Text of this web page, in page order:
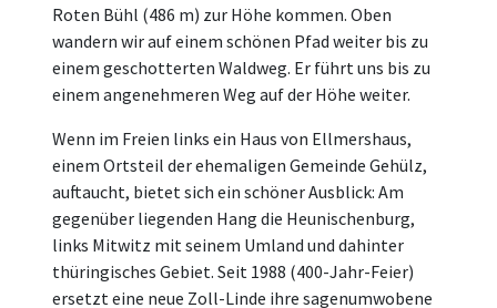
Roten Bühl (486 m) zur Höhe kommen. Oben
wandern wir auf einem schönen Pfad weiter bis zu
einem geschotterten Waldweg. Er führt uns bis zu
einem angenehmeren Weg auf der Höhe weiter.
Wenn im Freien links ein Haus von Ellmershaus,
einem Ortsteil der ehemaligen Gemeinde Gehülz,
auftaucht, bietet sich ein schöner Ausblick: Am
gegenüber liegenden Hang die Heunischenburg,
links Mitwitz mit seinem Umland und dahinter
thüringisches Gebiet. Seit 1988 (400-Jahr-Feier)
ersetzt eine neue Zoll-Linde ihre sagenumwobene